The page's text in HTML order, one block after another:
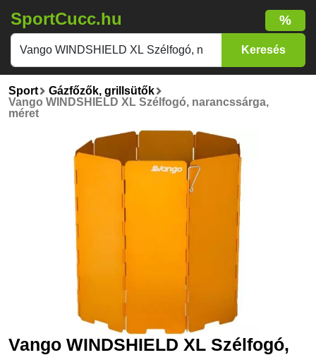
SportCucc.hu %
Sport
Gázfőzők, grillsütők
Vango WINDSHIELD XL Szélfogó, narancssárga,
méret
Vango WINDSHIELD XL Szélfogó,